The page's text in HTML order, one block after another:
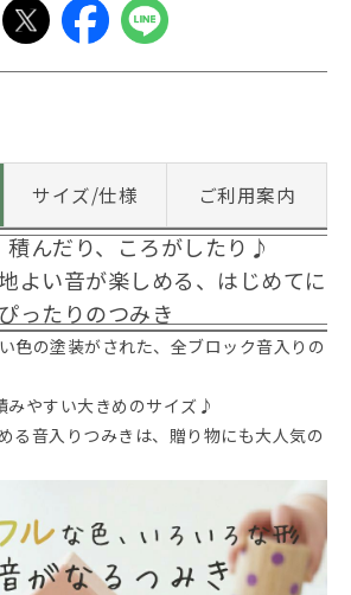
サイズ/仕様 ご利用案内
積んだり、ころがしたり♪
よい音が楽しめる、はじめてに
ぴったりのつみき
色の塗装がされた、全ブロック音入りの
みやすい大きめのサイズ♪
る音入りつみきは、贈り物にも大人気の